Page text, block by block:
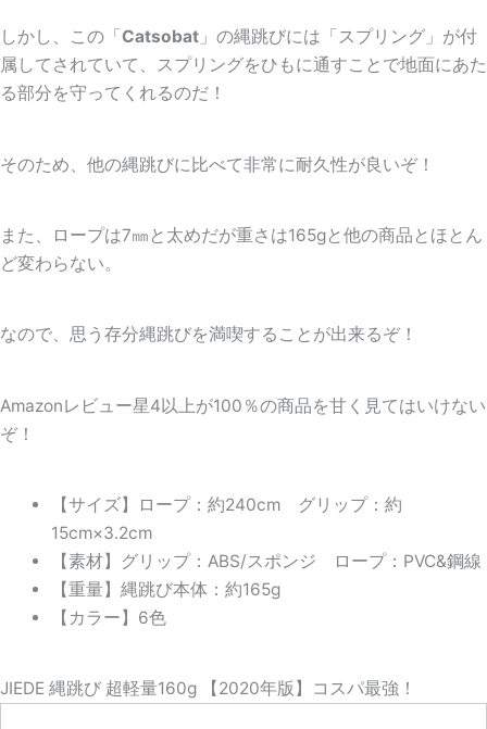
しかし、この「 Catsobat 」の縄跳びには「スプリング」が付
属してされていて、スプリングをひもに通すことで地面にあた
る部分を守ってくれるのだ！
そのため、他の縄跳びに比べて非常に耐久性が良いぞ！
また、ロープは7㎜と太めだが重さは165gと他の商品とほとん
ど変わらない。
なので、思う存分縄跳びを満喫することが出来るぞ！
Amazonレビュー星4以上が100％の商品を甘く見てはいけない
ぞ！
【サイズ】ロープ：約240cm グリップ：約
15cm×3.2cm
【素材】グリップ：ABS/スポンジ ロープ：PVC&鋼線
【重量】縄跳び本体：約165g
【カラー】6色
JIEDE 縄跳び 超軽量160g 【2020年版】コスパ最強！